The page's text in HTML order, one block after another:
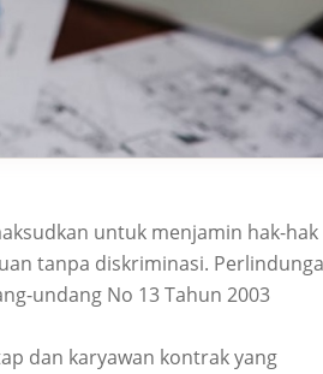
untuk menjamin hak-hak
tanpa diskriminasi.
undang No 13 Tahun 2003
dan karyawan kontrak yang